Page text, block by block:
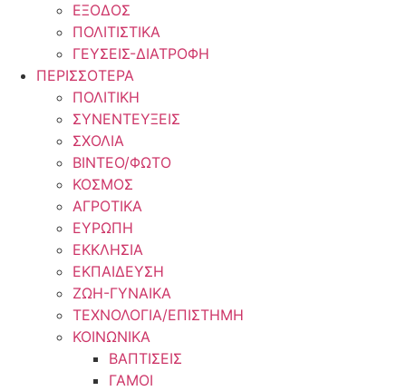
ΕΞΟΔΟΣ
ΠΟΛΙΤΙΣΤΙΚΑ
ΓΕΥΣΕΙΣ-ΔΙΑΤΡΟΦΗ
ΠΕΡΙΣΣΟΤΕΡΑ
ΠΟΛΙΤΙΚΗ
ΣΥΝΕΝΤΕΥΞΕΙΣ
ΣΧΟΛΙΑ
ΒΙΝΤΕΟ/ΦΩΤΟ
ΚΟΣΜΟΣ
ΑΓΡΟΤΙΚΑ
ΕΥΡΩΠΗ
ΕΚΚΛΗΣΙΑ
ΕΚΠΑΙΔΕΥΣΗ
ΖΩΗ-ΓΥΝΑΙΚΑ
ΤΕΧΝΟΛΟΓΙΑ/ΕΠΙΣΤΗΜΗ
ΚΟΙΝΩΝΙΚΑ
ΒΑΠΤΙΣΕΙΣ
ΓΑΜΟΙ